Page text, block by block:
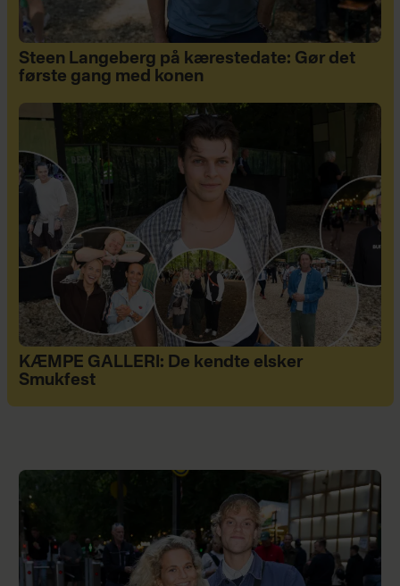
Steen Langeberg på kærestedate: Gør det
første gang med konen
KÆMPE GALLERI: De kendte elsker
Smukfest